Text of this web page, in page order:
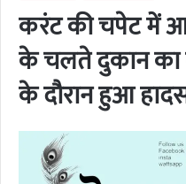
करंट की चपेट में
के चलते दुकान का
के दौरान हुआ